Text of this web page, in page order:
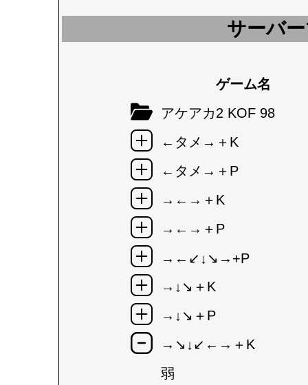
サーバ
ゲーム名
アケアカ2 KOF 98
←タメ→＋K
←タメ→＋P
→←→＋K
→←→＋P
→←↙↓↘→+P
→↓↘＋K
→↓↘＋P
→↘↓↙←→＋K
弱